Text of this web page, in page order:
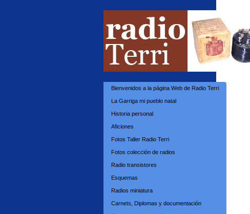
Bienvenidos a la página Web de Radio Terri
La Garriga mi pueblo natal
Historia personal
Aficiones
Fotos Taller Radio Terri
Fotos colección de radios
Radio transistores
Esquemas
Radios miniatura
Carnets, Diplomas y documentación